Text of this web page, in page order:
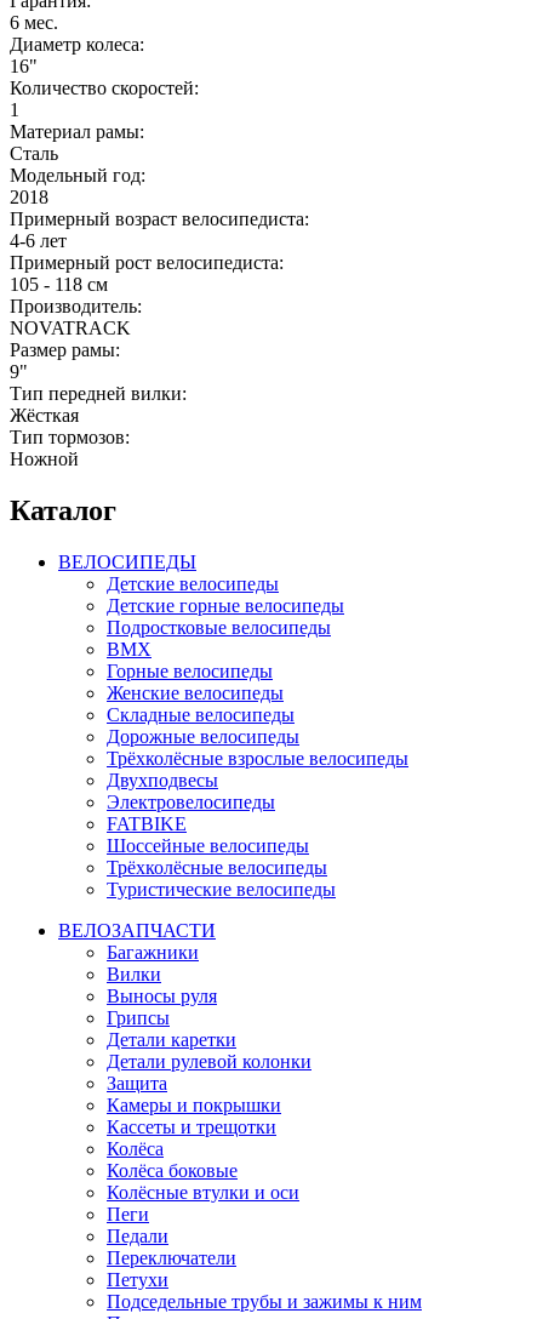
6 мес.
Диаметр колеса:
16"
Количество скоростей:
1
Материал рамы:
Сталь
Модельный год:
2018
Примерный возраст велосипедиста:
4-6 лет
Примерный рост велосипедиста:
105 - 118 см
Производитель:
NOVATRACK
Размер рамы:
9"
Тип передней вилки:
Жёсткая
Тип тормозов:
Ножной
Каталог
ВЕЛОСИПЕДЫ
Детские велосипеды
Детские горные велосипеды
Подростковые велосипеды
BMX
Горные велосипеды
Женские велосипеды
Складные велосипеды
Дорожные велосипеды
Трёхколёсные взрослые велосипеды
Двухподвесы
Электровелосипеды
FATBIKE
Шоссейные велосипеды
Трёхколёсные велосипеды
Туристические велосипеды
ВЕЛОЗАПЧАСТИ
Багажники
Вилки
Выносы руля
Грипсы
Детали каретки
Детали рулевой колонки
Защита
Камеры и покрышки
Кассеты и трещотки
Колёса
Колёса боковые
Колёсные втулки и оси
Пеги
Педали
Переключатели
Петухи
Подседельные трубы и зажимы к ним